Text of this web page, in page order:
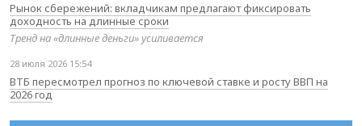
Рынок сбережений: вкладчикам предлагают фиксировать
доходность на длинные сроки
Тренд на «длинные деньги» усиливается
28 июля 2026 15:54
ВТБ пересмотрел прогноз по ключевой ставке и росту ВВП на
2026 год